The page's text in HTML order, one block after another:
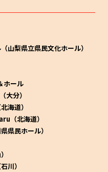
〜15 〜」開催決定
～15～」の開催が決定！
クター達がセガプライズに登場☆
催決定！
定しました。
」「LiSA X エンシ
ボ販売
梨県立県民文化ホール）
ホール
分）
海道）
（北海道）
県民ホール）
川）